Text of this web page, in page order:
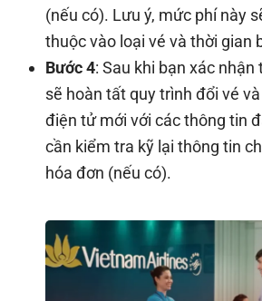
(nếu có). Lưu ý, mức phí này
thuộc vào loại vé và thời gian
Bước 4: Sau khi bạn xác
sẽ hoàn tất quy trình đổi vé
điện tử mới với các thông tin
cần kiểm tra kỹ lại thông tin
hóa đơn (nếu có).